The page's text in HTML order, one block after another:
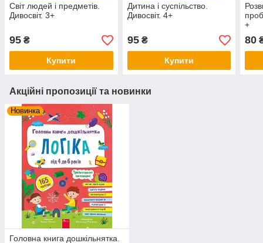
Світ людей і предметів.
Дивосвіт. 3+
95 ₴
Купити
Дитина і суспільство.
Дивосвіт. 4+
95₴
Купити
+
80
Акційні пропозиції та новинки
Новинка
Головна книга дошкільнятка.